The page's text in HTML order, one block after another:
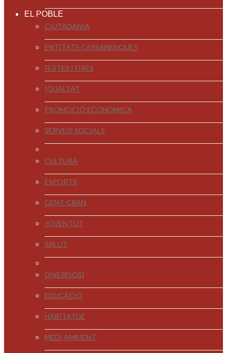
EL POBLE
CIUTADANIA
ENTITATS CASSANENQUES
FESTES I FIRES
IGUALTAT
PROMOCIÓ ECONÒMICA
SERVEIS SOCIALS
CULTURA
ESPORTS
GENT GRAN
JOVENTUT
SALUT
DIVER[SOS]
EDUCACIÓ
HABITATGE
MEDI AMBIENT